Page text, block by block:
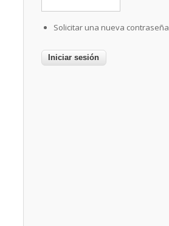
Solicitar una nueva contraseña